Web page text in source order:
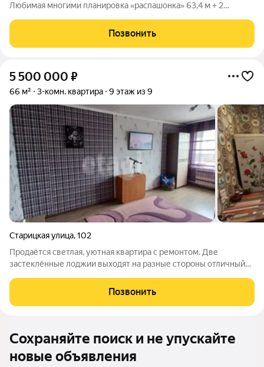
Любимая многими планировка «распашонка» 63,4 м + 2
Позвонить
5 500 000 ₽
66 м² 3-комн. квартира 9 этаж из 9
Старицкая улица,102
Продаётся светлая, уютная квартира с ремонтом. Две
застеклённые лоджии выходят на разные стороны отличный
гардеробную), ванна и туалет в плитке, есть водонагреватель.
Квартира утеплена снаружи,
Позвонить
Сохраняйте поиск и не упускайте
новые объявления